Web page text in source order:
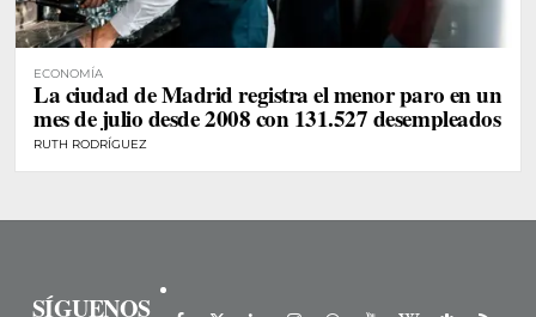
ECONOMÍA
La ciudad de Madrid registra el menor paro en un
mes de julio desde 2008 con 131.527 desempleados
RUTH RODRÍGUEZ
SÍGUENOS